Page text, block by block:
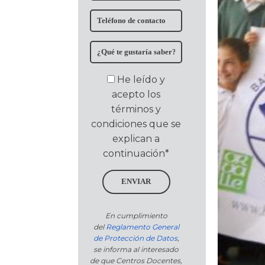
He leído y
acepto los
términos y
condiciones que se
explican a
continuación*
ENVIAR
En cumplimiento
delReglamento General
de Protección de Datos,
se informa al interesado
de que Centros Docentes,